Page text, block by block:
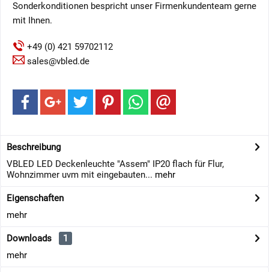
Sonderkonditionen bespricht unser Firmenkundenteam gerne
mit Ihnen.
+49 (0) 421 59702112
sales@vbled.de
Beschreibung
VBLED LED Deckenleuchte "Assem" IP20 flach für Flur,
Wohnzimmer uvm mit eingebauten... mehr
Eigenschaften
mehr
Downloads
1
mehr